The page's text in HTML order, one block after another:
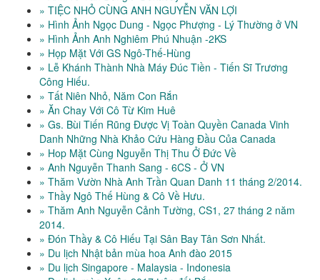
» TIỆC NHỎ CÙNG ANH NGUYỄN VĂN LỢI
» Hình Ảnh Ngọc Dung - Ngọc Phượng - Lý Thường ở VN
» Hình Ảnh Anh Nghiêm Phú Nhuận -2KS
» Họp Mặt Với GS Ngô-Thế-Hùng
» Lễ Khánh Thành Nhà Máy Đúc Tiền - Tiến Sĩ Trương
Công Hiếu.
» Tất Niên Nhỏ, Năm Con Rắn
» Ăn Chay Với Cô Từ Kim Huê
» Gs. Bùi Tiến Rũng Được Vị Toàn Quyền Canada Vinh
Danh Những Nhà Khảo Cứu Hàng Đầu Của Canada
» Hop Mặt Cùng Nguyễn Thị Thu Ở Đức Về
» Anh Nguyễn Thanh Sang - 6CS - Ở VN
» Thăm Vườn Nhà Anh Trần Quan Danh 11 tháng 2/2014.
» Thầy Ngô Thế Hùng & Cô Về Hưu.
» Thăm Anh Nguyễn Cảnh Tường, CS1, 27 tháng 2 năm
2014.
» Đón Thầy & Cô Hiếu Tại Sân Bay Tân Sơn Nhất.
» Du lịch Nhật bản mùa hoa Anh đào 2015
» Du lịch Singapore - Malaysia - Indonesia